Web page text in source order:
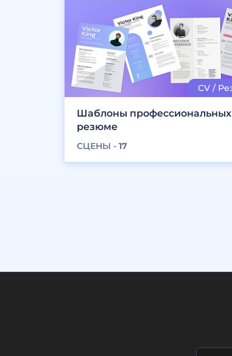
Шаблоны профессиональных
резюме
СЦЕНЫ -17